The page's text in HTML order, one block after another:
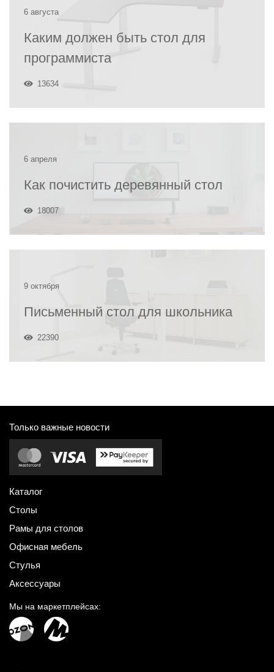
6 августа
Каким должен быть стол для
программиста
13634
6 апреля
Как почистить деревянный стол
18007
9 октября
Письменный стол для школьника
22390
Только важные новости
Каталог
Столы
Рамы для столов
Офисная мебель
Стулья
Аксессуары
Мы на маркетплейсах: